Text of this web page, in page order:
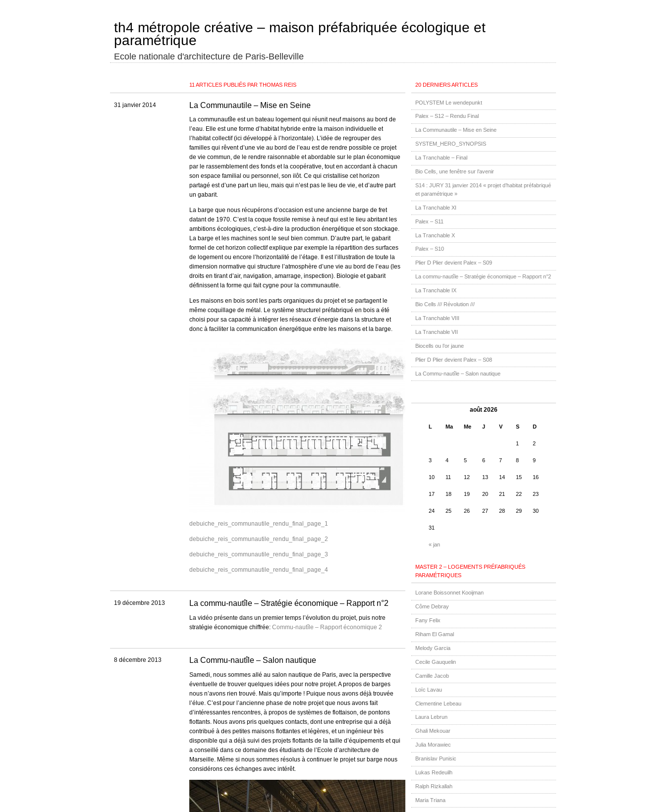
th4 métropole créative – maison préfabriquée écologique et
paramétrique
Ecole nationale d'architecture de Paris-Belleville
11 ARTICLES PUBLIÉS PAR THOMAS REIS
31 janvier 2014 La Communautile – Mise en Seine
La communautîle est un bateau logement qui réunit neuf maisons au bord de
l’eau. Elle est une forme d’habitat hybride entre la maison individuelle et
l’habitat collectif (ici développé à l’horizontale). L’idée de regrouper des
familles qui rêvent d’une vie au bord de l’eau est de rendre possible ce projet
de vie commun, de le rendre raisonnable et abordable sur le plan économique
par le rassemblement des fonds et la coopérative, tout en accordant à chacun
son espace familial ou personnel, son ilôt. Ce qui cristallise cet horizon
partagé est d’une part un lieu, mais qui n’est pas le lieu de vie, et d’autre part
un gabarit.
La barge que nous récupérons d’occasion est une ancienne barge de fret
datant de 1970. C’est la coque fossile remise à neuf qui est le lieu abritant les
ambitions écologiques, c’est-à-dire la production énergétique et son stockage.
La barge et les machines sont le seul bien commun. D’autre part, le gabarit
formel de cet horizon collectif explique par exemple la répartition des surfaces
de logement ou encore l’horizontalité de l’étage. Il est l’illustration de toute la
dimension normative qui structure l’atmosphère d’une vie au bord de l’eau (les
droits en tirant d’air, navigation, amarrage, inspection). Biologie et gabarit
définissent la forme qui fait cygne pour la communautile.
Les maisons en bois sont les parts organiques du projet et se partagent le
même coquillage de métal. Le système structurel préfabriqué en bois a été
choisi pour sa capacité à intégrer les réseaux d’énergie dans la structure et
donc à faciliter la communication énergétique entre les maisons et la barge.
debuiche_reis_communautile_rendu_final_page_1
debuiche_reis_communautile_rendu_final_page_2
debuiche_reis_communautile_rendu_final_page_3
debuiche_reis_communautile_rendu_final_page_4
19 décembre 2013 La commu-nautîle – Stratégie économique – Rapport n°2
La vidéo présente dans un premier temps l’évolution du projet, puis notre
stratégie économique chiffrée: Commu-nautîle – Rapport économique 2
8 décembre 2013 La Commu-nautîle – Salon nautique
Samedi, nous sommes allé au salon nautique de Paris, avec la perspective
éventuelle de trouver quelques idées pour notre projet. A propos de barges
nous n’avons rien trouvé. Mais qu’importe ! Puique nous avons déjà trouvée
l’élue. C’est pour l’ancienne phase de notre projet que nous avons fait
d’intéressantes rencontres, à propos de systèmes de flottaison, de pontons
flottants. Nous avons pris quelques contacts, dont une entreprise qui a déjà
contribué à des petites maisons flottantes et légères, et un ingénieur très
disponible qui a déjà suivi des projets flottants de la taille d’équipements et qui
a conseillé dans ce domaine des étudiants de l’Ecole d’architecture de
Marseille. Même si nous sommes résolus à continuer le projet sur barge nous
considérons ces échanges avec intérêt.
20 DERNIERS ARTICLES
POLYSTEM Le wendepunkt
Palex – S12 – Rendu Final
La Communautile – Mise en Seine
SYSTEM_HERO_SYNOPSIS
La Tranchable – Final
Bio Cells, une fenêtre sur l’avenir
S14 : JURY 31 janvier 2014 « projet d’habitat préfabriqué
et paramétrique »
La Tranchable XI
Palex – S11
La Tranchable X
Palex – S10
Plier D Plier devient Palex – S09
La commu-nautîle – Stratégie économique – Rapport n°2
La Tranchable IX
Bio Cells /// Révolution ///
La Tranchable VIII
La Tranchable VII
Biocells ou l’or jaune
Plier D Plier devient Palex – S08
La Commu-nautîle – Salon nautique
août 2026
L Ma Me J V S D
« jan
1 2
3 4 5 6 7 8 9
10 11 12 13 14 15 16
17 18 19 20 21 22 23
24 25 26 27 28 29 30
31
MASTER 2 – LOGEMENTS PRÉFABRIQUÉS
PARAMÉTRIQUES
Lorane Boissonnet Kooijman
Côme Debray
Fany Felix
Riham El Gamal
Melody Garcia
Cecile Gauquelin
Camille Jacob
Loïc Lavau
Clementine Lebeau
Laura Lebrun
Ghali Mekouar
Julia Morawiec
Branislav Punisic
Lukas Redeuilh
Ralph Rizkallah
Maria Triana